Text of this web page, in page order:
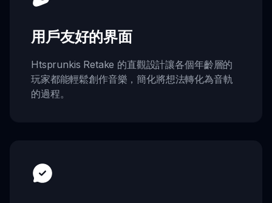
用戶友好的界面
Htsprunkis Retake 的直觀設計讓各個年齡層的
玩家都能輕鬆創作音樂，簡化將想法轉化為音軌
的過程。